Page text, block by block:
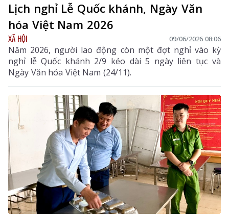
Lịch nghỉ Lễ Quốc khánh, Ngày Văn
hóa Việt Nam 2026
XÃ HỘI 09/06/2026 08:06
Năm 2026, người lao động còn một đợt nghỉ vào kỳ
nghỉ lễ Quốc khánh 2/9 kéo dài 5 ngày liên tục và
Ngày Văn hóa Việt Nam (24/11).